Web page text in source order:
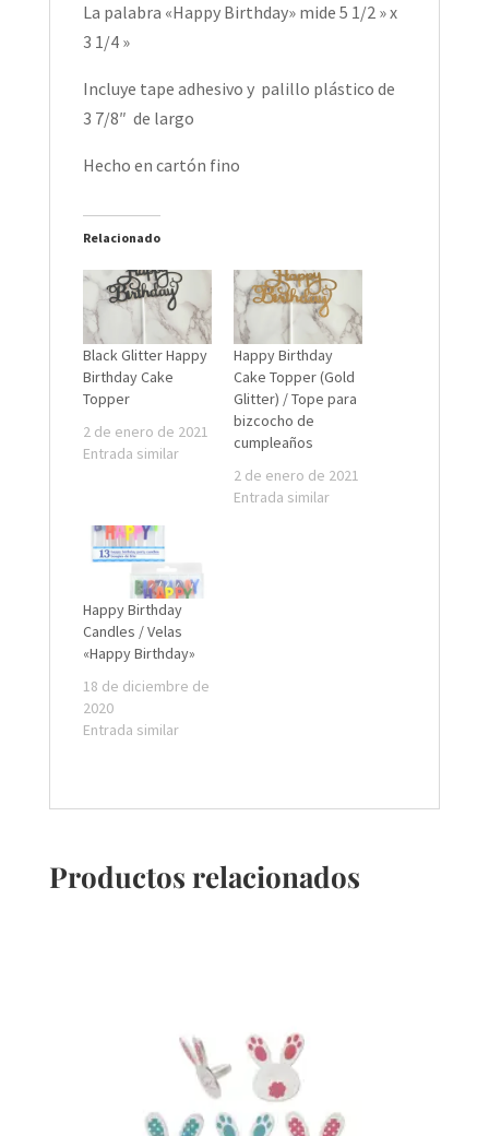
La palabra «Happy Birthday» mide 5 1/2 » x
3 1/4 »
Incluye tape adhesivo y palillo plástico de
3 7/8″ de largo
Hecho en cartón fino
Relacionado
Black Glitter Happy
Birthday Cake
Topper
2 de enero de 2021
Entrada similar
Happy Birthday
Cake Topper (Gold
Glitter) / Tope para
bizcocho de
cumpleaños
2 de enero de 2021
Entrada similar
Happy Birthday
Candles / Velas
«Happy Birthday»
18 de diciembre de
2020
Entrada similar
Productos relacionados